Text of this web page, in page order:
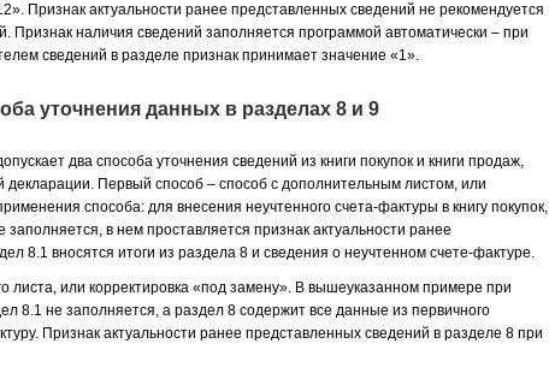
Признак актуальности ранее представленных сведений не рекомендуется
Признак наличия сведений заполняется программой автоматически – при
сведений в разделе признак принимает значение «1».
уточнения данных в разделах 8 и 9
два способа уточнения сведений из книги покупок и книги продаж,
декларации. Первый способ – способ с дополнительным листом, или
способа: для внесения неучтенного счета-фактуры в книгу покупок,
в нем проставляется признак актуальности ранее
8.1 вносятся итоги из раздела 8 и сведения о неучтенном счете-фактуре.
листа, или корректировка «под замену». В вышеуказанном примере при
8.1 не заполняется, а раздел 8 содержит все данные из первичного
Признак актуальности ранее представленных сведений в разделе 8 при